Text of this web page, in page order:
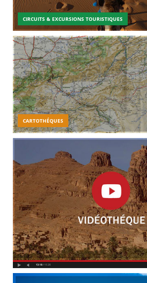
CIRCUITS & EXCURSIONS TOURISTIQUES
CARTOTHÉQUES